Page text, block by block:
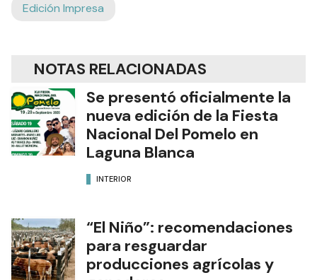
Edición Impresa
NOTAS RELACIONADAS
Se presentó oficialmente la
nueva edición de la Fiesta
Nacional Del Pomelo en
Laguna Blanca
INTERIOR
“El Niño”: recomendaciones
para resguardar
producciones agrícolas y